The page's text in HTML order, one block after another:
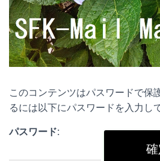
このコンテンツはパスワードで保
るには以下にパスワードを入力し
パスワード: